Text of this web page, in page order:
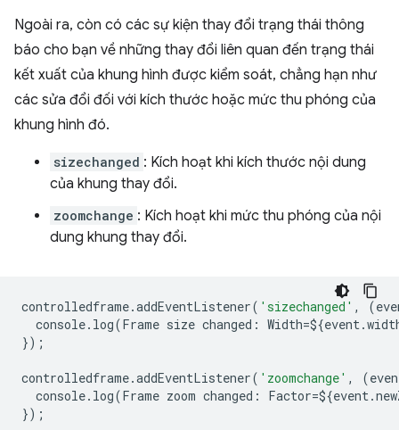
Ngoài ra, còn có các sự kiện thay đổi trạng thái thông
báo cho bạn về những thay đổi liên quan đến trạng thái
kết xuất của khung hình được kiểm soát, chẳng hạn như
các sửa đổi đối với kích thước hoặc mức thu phóng của
khung hình đó.
sizechanged : Kích hoạt khi kích thước nội dung
của khung thay đổi.
zoomchange : Kích hoạt khi mức thu phóng của nội
dung khung thay đổi.
controlledframe.addEventListener( 'sizechanged' , (
console. log(Frame size changed : Width=${event.
});
controlledframe.addEventListener( 'zoomchange' , (
console. log(Frame zoom changed : Factor=${event.
});